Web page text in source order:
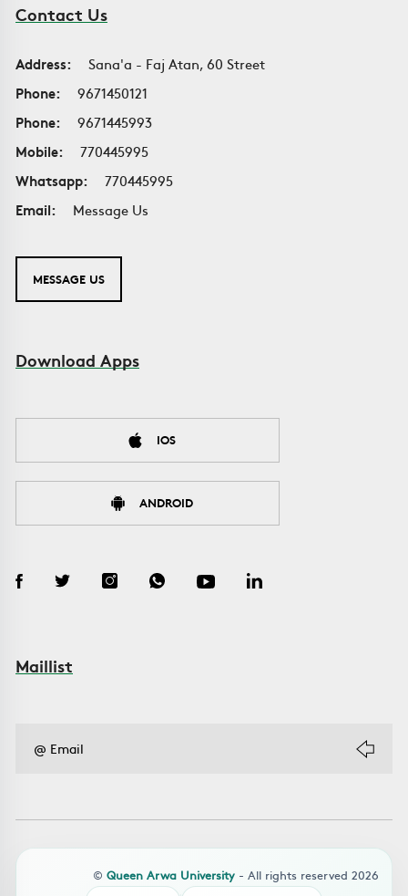
Contact Us
Address:
Sana'a - Faj Atan, 60 Street
Phone:
9671450121
Phone:
9671445993
Mobile:
770445995
Whatsapp:
770445995
Email:
Message Us
MESSAGE US
Download Apps
IOS
ANDROID
Maillist
© Queen Arwa University - All rights reserved 2026